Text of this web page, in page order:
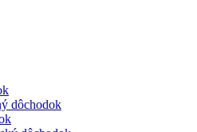
dôchodok